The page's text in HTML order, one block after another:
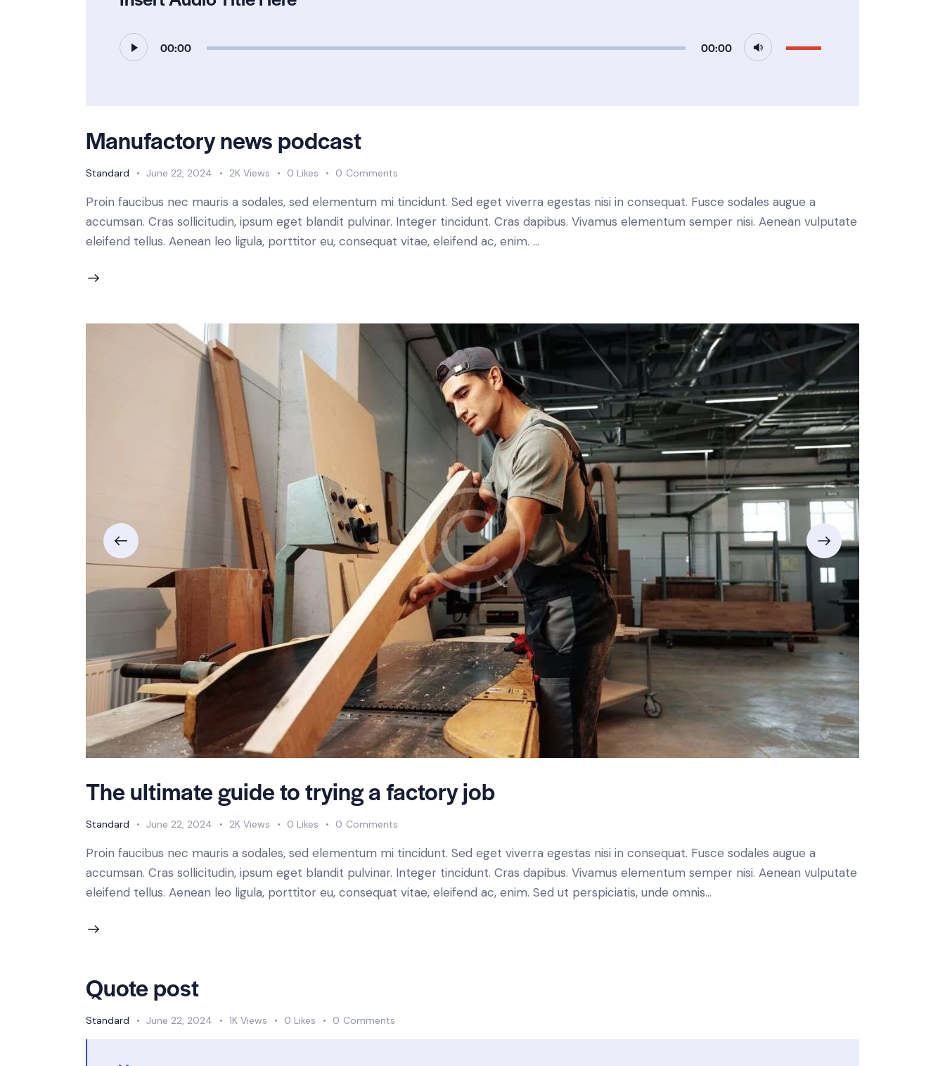
Audio
Player
00:00 00:00
volume.
Manufactory news podcast
Standard June 22, 2024 2K Views 0 Likes 0 Comments
Proin faucibus nec mauris a sodales, sed elementum mi tincidunt. Sed eget viverra egestas nisi in consequat. Fusce sodales augue a
accumsan. Cras sollicitudin, ipsum eget blandit pulvinar. Integer tincidunt. Cras dapibus. Vivamus elementum semper nisi. Aenean vulputate
eleifend tellus. Aenean leo ligula, porttitor eu, consequat vitae, eleifend ac, enim. …
The ultimate guide to trying a factory job
Standard June 22, 2024 2K Views 0 Likes 0 Comments
Proin faucibus nec mauris a sodales, sed elementum mi tincidunt. Sed eget viverra egestas nisi in consequat. Fusce sodales augue a
accumsan. Cras sollicitudin, ipsum eget blandit pulvinar. Integer tincidunt. Cras dapibus. Vivamus elementum semper nisi. Aenean vulputate
eleifend tellus. Aenean leo ligula, porttitor eu, consequat vitae, eleifend ac, enim. Sed ut perspiciatis, unde omnis…
Quote post
Standard June 22, 2024 1K Views 0 Likes 0 Comments